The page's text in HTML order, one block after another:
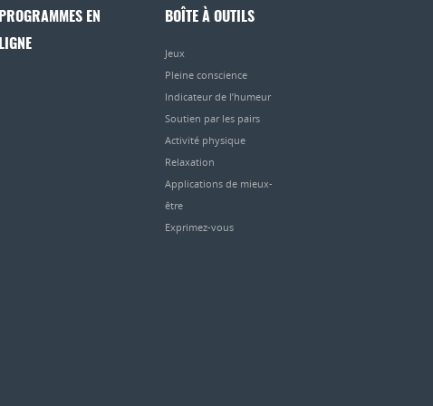
PROGRAMMES EN
LIGNE
BOÎTE À OUTILS
Jeux
Pleine conscience
Indicateur de l’humeur
Soutien par les pairs
Activité physique
Relaxation
Applications de mieux-
être
Exprimez-vous